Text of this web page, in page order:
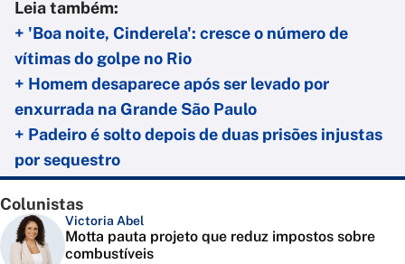
Leia também:
+ 'Boa noite, Cinderela': cresce o número de
vítimas do golpe no Rio
+ Homem desaparece após ser levado por
enxurrada na Grande São Paulo
+ Padeiro é solto depois de duas prisões injustas
por sequestro
Colunistas
Victoria Abel
Motta pauta projeto que reduz impostos sobre
combustíveis